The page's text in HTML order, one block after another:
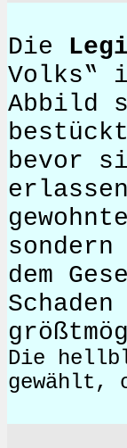
Die
Volks‟
Abbild
bevor
dem
Die
gewählt,